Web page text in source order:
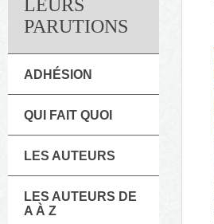
LEURS
PARUTIONS
ADHÉSION
QUI FAIT QUOI
LES AUTEURS
LES AUTEURS DE
A À Z